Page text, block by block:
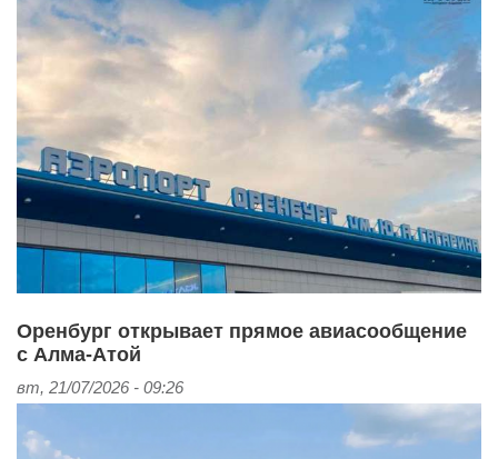
Оренбург открывает прямое авиасообщение
с Алма‑Атой
вт, 21/07/2026 - 09:26